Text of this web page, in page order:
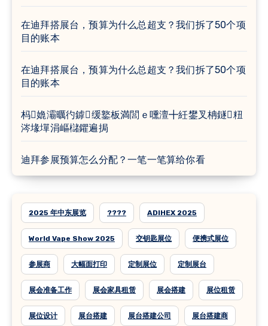
在迪拜搭展台，预算为什么总超支？我们拆了50个项
目的账本
在迪拜搭展台，预算为什么总超支？我们拆了50个项
目的账本
杩嫓灞曞彴鎼缓鐜板満閭ｅ嚑澶╋紝鐢叉柟鐩粈
涔堟墠涓嶇櫧鑺遍挶
迪拜参展预算怎么分配？一笔一笔算给你看
2025 年中东展览 ???? ADIHEX 2025
World Vape Show 2025 交钥匙展位 便携式展位
参展商 大幅面打印 定制展位 定制展台
展会准备工作 展会家具租赁 展会搭建 展位租赁
展位设计 展台搭建 展台搭建公司 展台搭建商